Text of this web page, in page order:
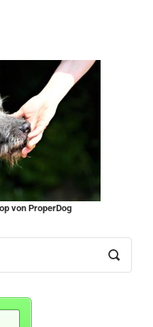
von ProperDog